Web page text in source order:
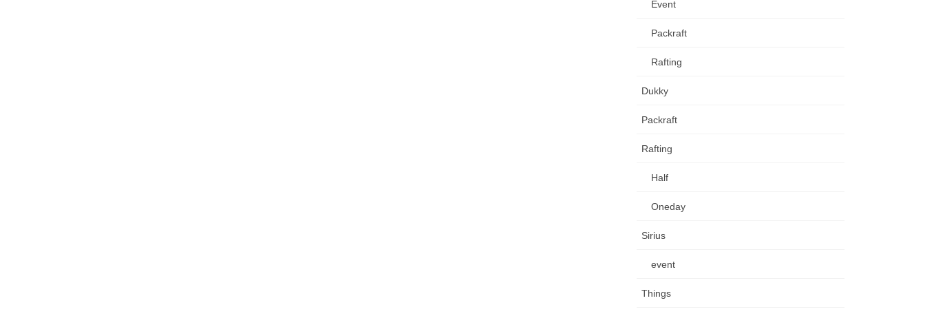
Event
Packraft
Rafting
Dukky
Packraft
Rafting
Half
Oneday
Sirius
event
Things